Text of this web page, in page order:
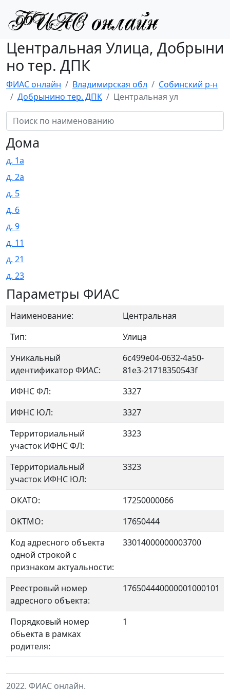
Центральная Улица, Добрыни
но тер. ДПК
ФИАС онлайн Владимирская обл
Собинский р-н
Добрынино тер. ДПК
Центральная ул
Дома
д. 1а
д. 2а
д. 5
д. 6
д. 9
д. 11
д. 21
д. 23
Параметры ФИАС
Наименование:
Центральная
Тип:
Улица
Уникальный
идентификатор ФИАС:
6c499e04-0632-4a50-
81e3-21718350543f
ИФНС ФЛ:
3327
ИФНС ЮЛ:
3327
Территориальный
участок ИФНС ФЛ:
3323
Территориальный
участок ИФНС ЮЛ:
3323
ОКАТО:
17250000066
OKTMO:
17650444
Код адресного объекта
одной строкой с
признаком актуальности:
33014000000003700
Реестровый номер
адресного объекта:
176504440000001000101
Порядковый номер
обьекта в рамках
родителя:
1
2022. ФИАС онлайн.